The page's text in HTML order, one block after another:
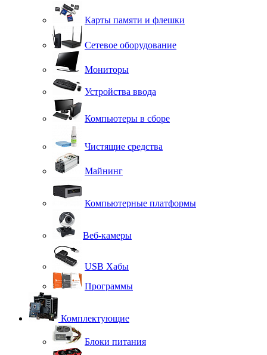
Карты памяти и флешки
Сетевое оборудование
Мониторы
Устройства ввода
Компьютеры в сборе
Чистящие средства
Майнинг
Компьютерные платформы
Веб-камеры
USB Хабы
Программы
Комплектующие
Блоки питания